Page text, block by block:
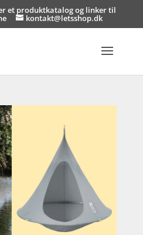
er et produktkatalog og linker til
kontakt@letsshop.dk